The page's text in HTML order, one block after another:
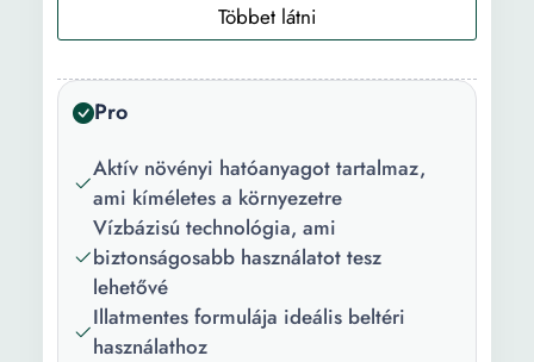
Darabok
1
Kapacitás:
Pro
Aktív növényi hatóanyagot tartalmaz,
ami kíméletes a környezetre
Vízbázisú technológia, ami
biztonságosabb használatot tesz
lehetővé
Illatmentes formulája ideális beltéri
használathoz